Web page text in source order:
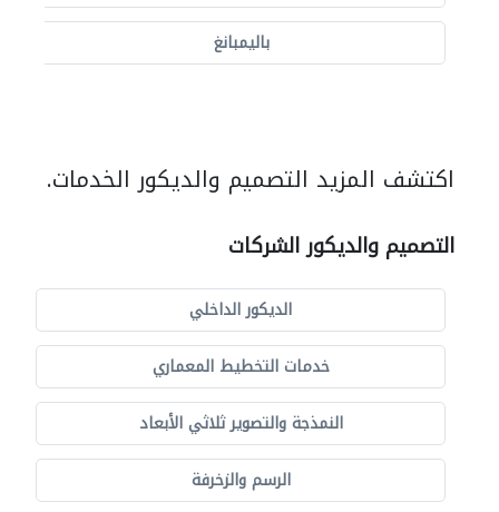
باليمبانغ
اكتشف المزيد التصميم والديكور الخدمات.
التصميم والديكور الشركات
الديكور الداخلي
خدمات التخطيط المعماري
النمذجة والتصوير ثلاثي الأبعاد
الرسم والزخرفة